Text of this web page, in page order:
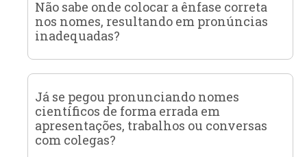
Não sabe onde colocar a ênfase correta
nos nomes, resultando em pronúncias
inadequadas?
Já se pegou pronunciando nomes
científicos de forma errada em
apresentações, trabalhos ou conversas
com colegas?